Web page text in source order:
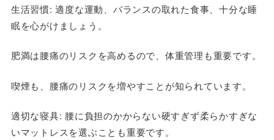
生活習慣: 適度な運動、バランスの取れた食事、十分な睡
眠を心がけましょう。
肥満は腰痛のリスクを高めるので、体重管理も重要です。
喫煙も、腰痛のリスクを増やすことが知られています。
適切な寝具: 腰に負担のかからない硬すぎず柔らかすぎな
いマットレスを選ぶことも重要です。